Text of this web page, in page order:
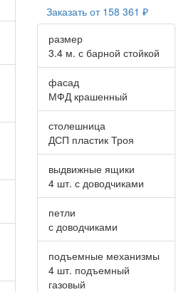
Заказать от 158 361 ₽
размер
3.4 м. с барной стойкой
фасад
МФД крашенный
столешница
ДСП пластик Троя
выдвижные ящики
4 шт. с доводчиками
петли
с доводчиками
подъемные механизмы
4 шт. подъемный
газовый